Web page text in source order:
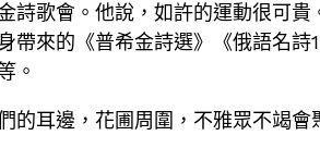
歌會。他說，如許的運動很可
來的《普希金詩選》《俄語名
。
的耳邊，花圃周圍，不雅眾不竭會